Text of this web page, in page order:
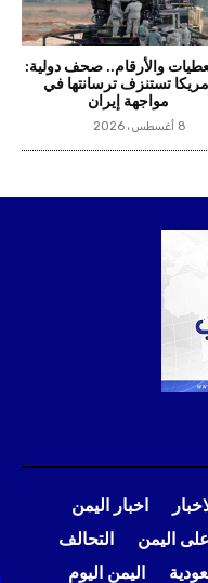
والأرقام.. صحف دولية:
أمريكا تستنزف ترسانتها في
مواجهة إيران
8 أغسطس، 2026
اخبار اليمن
اليمن
التحالف
اليمن اليوم